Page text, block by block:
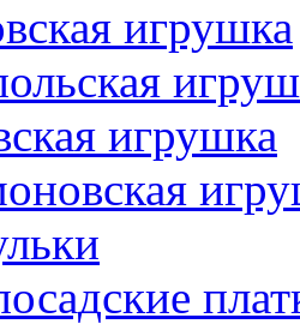
игрушка
игрушка